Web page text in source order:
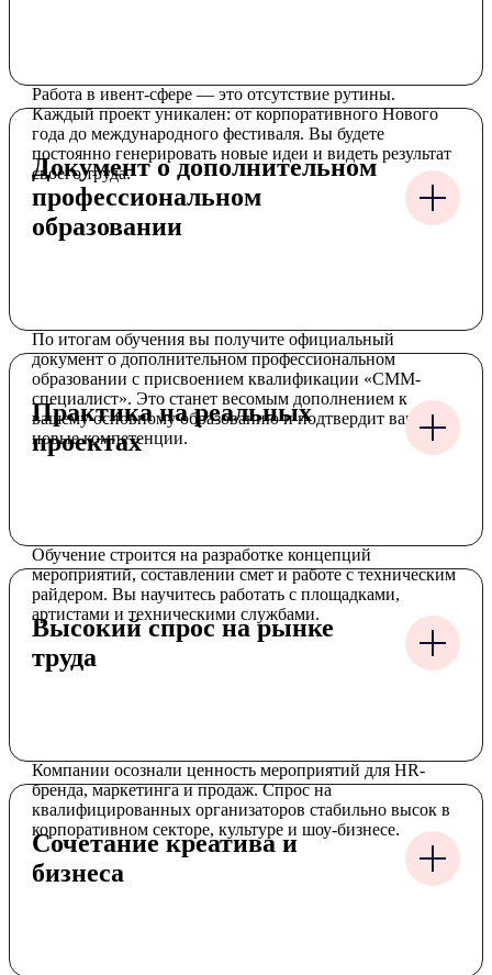
Работа в ивент-сфере — это отсутствие рутины.
Каждый проект уникален: от корпоративного Нового
года до международного фестиваля. Вы будете
постоянно генерировать новые идеи и видеть результат
своего труда.
Документ о дополнительном
профессиональном
образовании
По итогам обучения вы получите официальный
документ о дополнительном профессиональном
образовании с присвоением квалификации «CMM-
специалист». Это станет весомым дополнением к
вашему основному образованию и подтвердит ваши
новые компетенции.
Практика на реальных
проектах
Обучение строится на разработке концепций
мероприятий, составлении смет и работе с техническим
райдером. Вы научитесь работать с площадками,
артистами и техническими службами.
Высокий спрос на рынке
труда
Компании осознали ценность мероприятий для HR-
бренда, маркетинга и продаж. Спрос на
квалифицированных организаторов стабильно высок в
корпоративном секторе, культуре и шоу-бизнесе.
Сочетание креатива и
бизнеса